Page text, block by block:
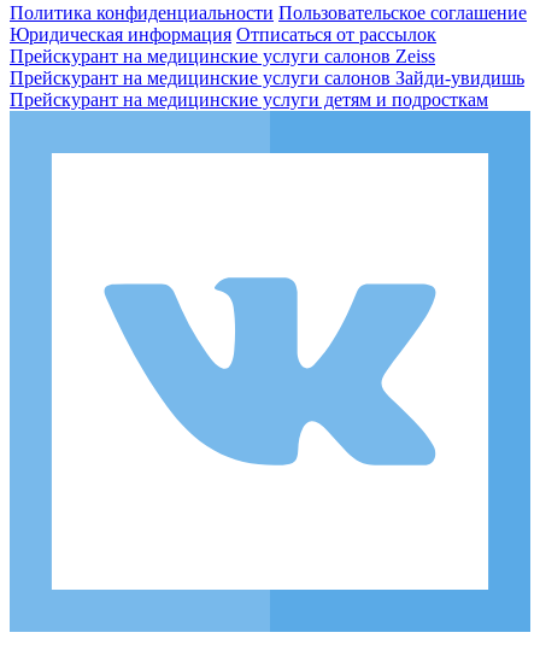
Политика конфиденциальности Пользовательское соглашение
Юридическая информация Отписаться от рассылок
Прейскурант на медицинские услуги салонов Zeiss
Прейскурант на медицинские услуги салонов Зайди-увидишь
Прейскурант на медицинские услуги детям и подросткам